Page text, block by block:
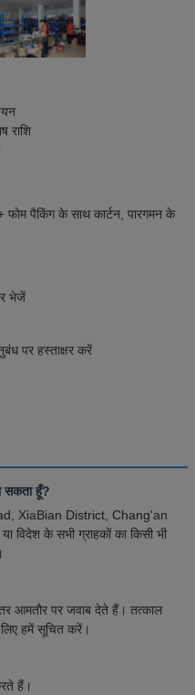
राशि
फोम पैकिंग के साथ कार्टन, पारगमन के
भेजें
पर हस्ताक्षर करें
सकता हूँ?
XiaBian District, Chang'an
के सभी ग्राहकों का किसी भी
आमतौर पर जवाब देते हैं। तत्काल
हमें सूचित करें।
हैं।